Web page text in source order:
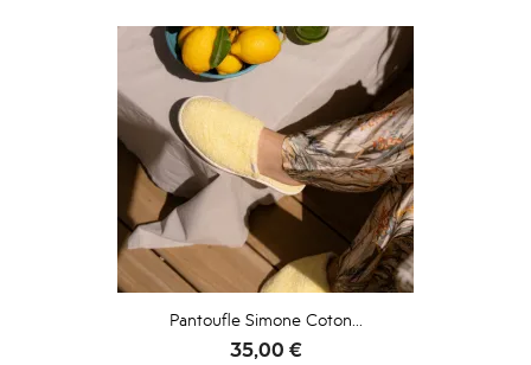
Pantoufle Simone Coton...
Prix
35,00 €